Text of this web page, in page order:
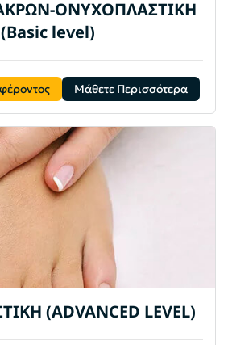
ΟΝΥΧΟΠΛΑΣΤΙΚΗ
(Basic level)
Μάθετε Περισσότερα
(ADVANCED LEVEL)